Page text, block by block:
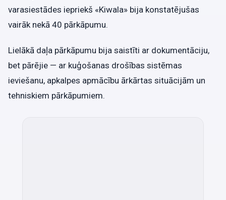
varasiestādes iepriekš «Kiwala» bija konstatējušas
vairāk nekā 40 pārkāpumu.
Lielākā daļa pārkāpumu bija saistīti ar dokumentāciju,
bet pārējie — ar kuģošanas drošības sistēmas
ieviešanu, apkalpes apmācību ārkārtas situācijām un
tehniskiem pārkāpumiem.